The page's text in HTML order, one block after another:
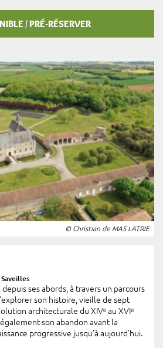
/ PRÉ-RÉSERVER
© Christian de MAS LATRIE
ses abords, à travers un parcours
son histoire, vieille de sept
architecturale du XIVᵉ au XVIᵉ
son abandon avant la
progressive jusqu’à aujourd’hui.